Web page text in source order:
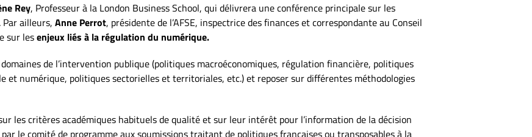
Rey, Professeur à la London Business School, qui délivrera une conférence principale sur les
. Par ailleurs, Anne Perrot, présidente de l’AFSE, inspectrice des finances et correspondante au Conseil
sur lesenjeux liés à la régulation du numérique.
de l’intervention publique (politiques macroéconomiques, régulation financière, politiques
et numérique, politiques sectorielles et territoriales, etc.) et reposer sur différentes méthodologies
les critères académiques habituels de qualité et sur leur intérêt pour l’information de la décision
le comité de programme aux soumissions traitant de politiques françaises ou transposables à la